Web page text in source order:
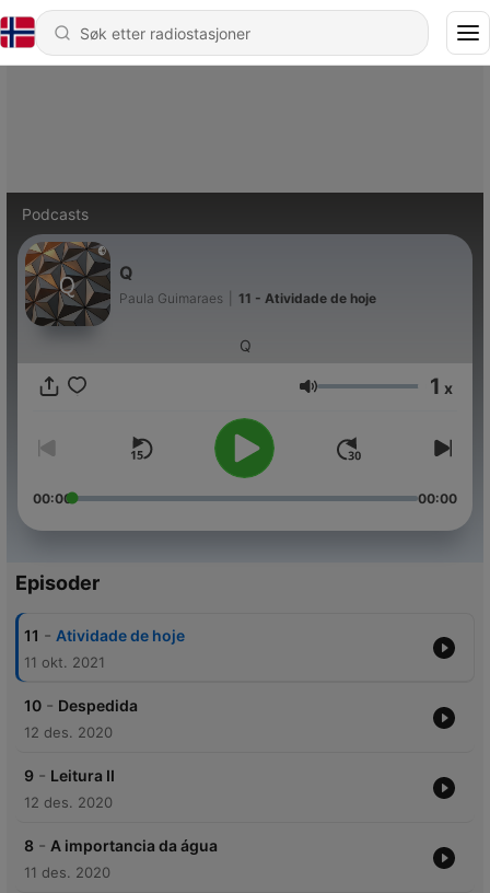
Podcasts
Q
Paula Guimaraes 11 - Atividade de hoje
Q
Volum 1 x
00:00 00:00
Episoder
11 - Atividade de hoje
11 okt. 2021
10 - Despedida
12 des. 2020
9 - Leitura II
12 des. 2020
8 - A importancia da água
11 des. 2020